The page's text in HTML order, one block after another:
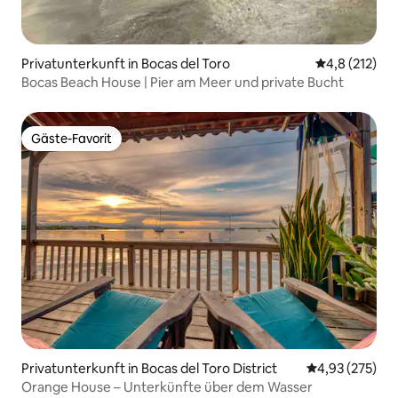
Privatunterkunft in Bocas del Toro
4,8 (212)
Bocas Beach House | Pier am Meer und private Bucht
Gäste-Favorit
Gäste-Favorit
Privatunterkunft in Bocas del Toro District
4,93 (275)
Orange House – Unterkünfte über dem Wasser